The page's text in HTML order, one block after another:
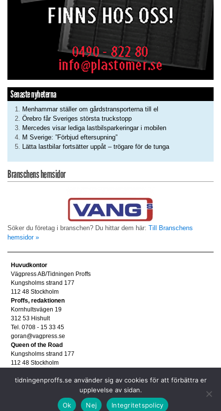
Senaste nyheterna
Menhammar ställer om gårdstransporterna till el
Örebro får Sveriges största truckstopp
Mercedes visar lediga lastbilsparkeringar i mobilen
M Sverige: ”Förbjud eftersupning”
Lätta lastbilar fortsätter uppåt – trögare för de tunga
Branschens hemsidor
Söker du företag i branschen? Du hittar dem här: Till Branschens
hemsidor »
Huvudkontor
Vägpress AB/Tidningen Proffs
Kungsholms strand 177
112 48 Stockholm
Proffs, redaktionen
Kornhultsvägen 19
312 53 Hishult
Tel. 0708 - 15 33 45
goran@vagpress.se
Queen of the Road
Kungsholms strand 177
112 48 Stockholm
Tel. 08 - 653 83 80
Personuppgifter/GDPR
tidningenproffs.se använder sig av cookies för att förbättra er
upplevelse av sidan.
Ok
Nej Integritetspolicy